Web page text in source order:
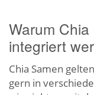
Warum
integriert
Chia Samen
gern in